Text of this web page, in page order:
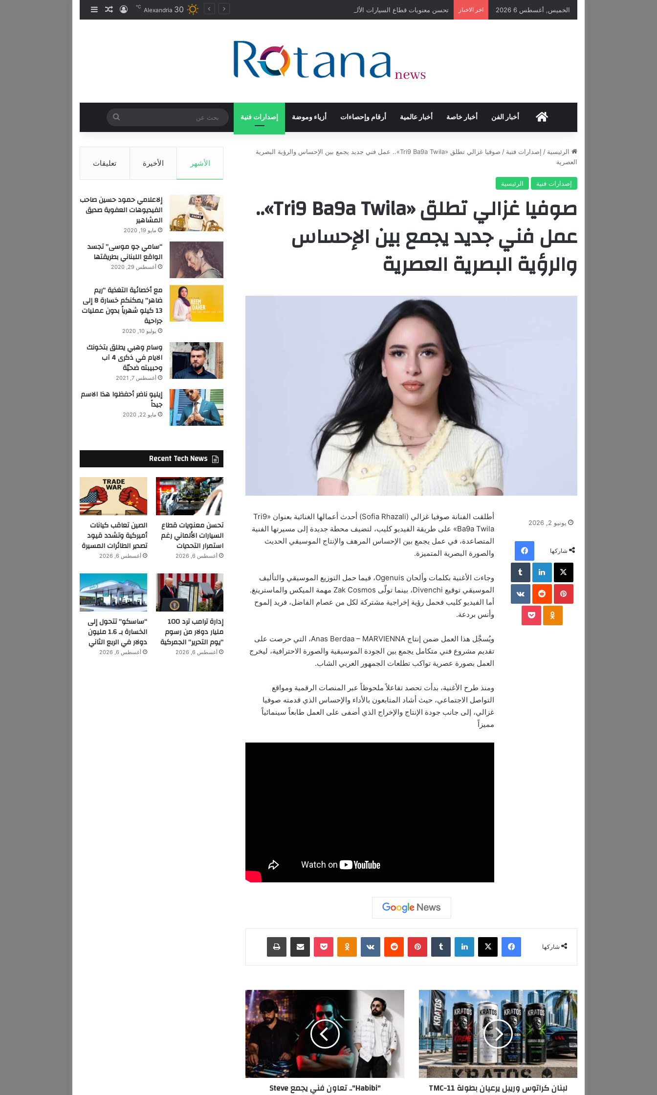
الخميس, أغسطس 6 2026 اخر الاخبار تحسن معنويات قطاع السيارات الألماني رغم استمرار التحديات Alexandria 30
℃ تسجيل الدخول
مقال عشوائي
أخبار الفن أخبار خاصة أخبار عالمية أرقام وإحصاءات أزياء وموضة إصدارات فنية
عن
الرئيسية / إصدارات فنية /
صوفيا غزالي تطلق «Tri9 Ba9a Twila».. عمل فني جديد يجمع بين الإحساس والرؤية البصرية
العصرية
إصدارات فنية الرئيسية
صوفيا غزالي تطلق «Tri9 Ba9a Twila»..
عمل فني جديد يجمع بين الإحساس
والرؤية البصرية العصرية
أطلقت الفنانة صوفيا غزالي (Sofia Rhazali) أحدث أعمالها الغنائية بعنوان «Tri9
Ba9a Twila» على طريقة الفيديو كليب، لتضيف محطة جديدة إلى مسيرتها الفنية
المتصاعدة، في عمل يجمع بين الإحساس المرهف والإنتاج الموسيقي الحديث
والصورة البصرية المتميزة.
وجاءت الأغنية بكلمات وألحان Ogenuis، فيما حمل التوزيع الموسيقي والتأليف
الموسيقي توقيع Divenchi، بينما تولّى Zak Cosmos مهمة الميكس والماسترينغ.
أما الفيديو كليب فحمل رؤية إخراجية مشتركة لكل من عصام الفاضل، فريد إلموح
وأنس بردعة.
ويُسجَّل هذا العمل ضمن إنتاج Anas Berdaa – MARVIENNA، التي حرصت على
تقديم مشروع فني متكامل يجمع بين الجودة الموسيقية والصورة الاحترافية، ليخرج
العمل بصورة عصرية تواكب تطلعات الجمهور العربي الشاب.
ومنذ طرح الأغنية، بدأت تحصد تفاعلاً ملحوظاً عبر المنصات الرقمية ومواقع
التواصل الاجتماعي، حيث أشاد المتابعون بالأداء والإحساس الذي قدمته صوفيا
غزالي، إلى جانب جودة الإنتاج والإخراج الذي أضفى على العمل طابعاً سينمائياً
مميزاً
يونيو 2, 2026
شاركها
فيسبوك
‫X لينكدإن
بينتيريست ‏Reddit
Odnoklassniki
‫Pocket
شاركها
فيسبوك ‫X لينكدإن ‏Tumblr بينتيريست ‏Reddit
‏VKontakte
Odnoklassniki
‫Pocket مشاركة عبر البريد طباعة
ل
ب
ن
ا
ن
ك
ر
ا
ت
لبنان كراتوس وريبل يرعيان بطولة 11-TMC
a
b
.
"Habibi".. تعاون فني يجمع Steve
الأشهر الأخيرة تعليقات
إلاعلامي حمود حسين صاحب
الفيديوهات العفوية صديق
المشاهير
مايو 19, 2020
“سامي جو موسى” تجسد
الواقع اللبناني بطريقتها
أغسطس 29, 2020
مع أخصائية التغذية “ريم
ضاهر” يمكنكم خسارة 8 إلى
13 كيلو شهرياً بدون عمليات
جراحية
يوليو 10, 2020
وسام وهبي يطلق بتخونك
الايام في ذكرى 4 آب
وحبيبته ضحيّة
أغسطس 7, 2021
إيليو ناضر أحفظوا هذا الاسم
جيداً
مايو 22, 2020
Recent Tech News
تحسن معنويات قطاع
السيارات الألماني رغم
استمرار التحديات
أغسطس 6, 2026
الصين تعاقب كيانات
أميركية وتشدد قيود
تصدير الطائرات المسيرة
أغسطس 6, 2026
إدارة ترامب ترد 100
مليار دولار من رسوم
“يوم التحرير” الجمركية
أغسطس 6, 2026
“ساسكو” تتحول إلى
الخسارة بـ 1.6 مليون
دولار في الربع الثاني
أغسطس 6, 2026